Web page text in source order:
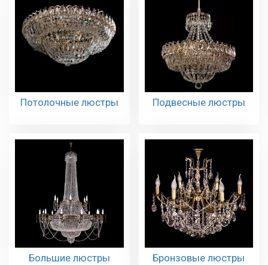
Потолочные люстры Подвесные люстры
Большие люстры Бронзовые люстры